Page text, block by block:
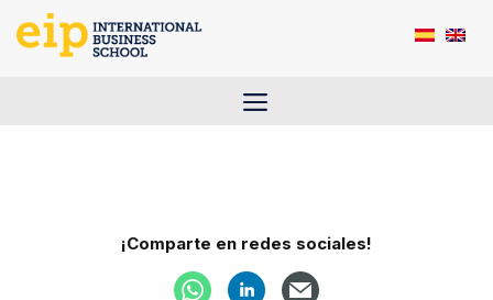
Saltar
Menú
¡Comparte en redes sociales!